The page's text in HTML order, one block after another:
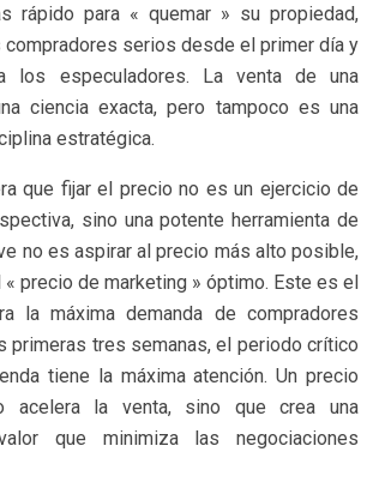
rápido para « quemar » su propiedad,
compradores serios desde el primer día y
los especuladores. La venta de una
ciencia exacta, pero tampoco es una
estratégica.
que fijar el precio no es un ejercicio de
sino una potente herramienta de
no es aspirar al precio más alto posible,
precio de marketing » óptimo. Este es el
la máxima demanda de compradores
primeras tres semanas, el periodo crítico
tiene la máxima atención. Un precio
acelera la venta, sino que crea una
que minimiza las negociaciones